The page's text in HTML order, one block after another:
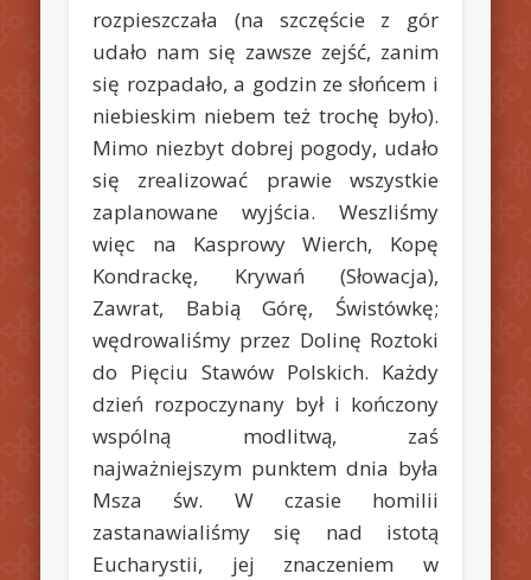
rozpieszczała (na szczęście z gór
udało nam się zawsze zejść, zanim
się rozpadało, a godzin ze słońcem i
niebieskim niebem też trochę było).
Mimo niezbyt dobrej pogody, udało
się zrealizować prawie wszystkie
zaplanowane wyjścia. Weszliśmy
więc na Kasprowy Wierch, Kopę
Kondrackę, Krywań (Słowacja),
Zawrat, Babią Górę, Świstówkę;
wędrowaliśmy przez Dolinę Roztoki
do Pięciu Stawów Polskich. Każdy
dzień rozpoczynany był i kończony
wspólną modlitwą, zaś
najważniejszym punktem dnia była
Msza św. W czasie homilii
zastanawialiśmy się nad istotą
Eucharystii, jej znaczeniem w